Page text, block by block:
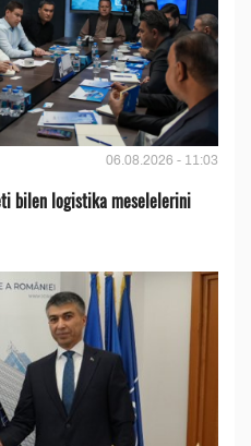
06.08.2026 - 11:03
bilen logistika meselelerini